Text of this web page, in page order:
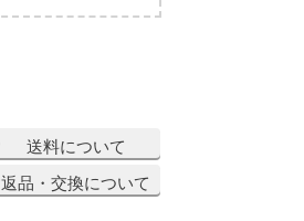
送料について
返品・交換について